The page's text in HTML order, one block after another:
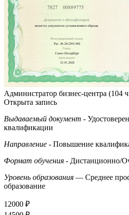
Администратор бизнес-центра (104
Открыта запись
Выдаваемый документ -
квалификации
Направление - Повышение
Формат обучения - Дистанционно/
Уровень образования — Среднее
образование
12000 ₽